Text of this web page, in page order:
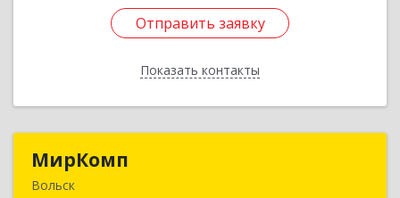
Отправить заявку
Показать контакты
Отправить заявку
Назад
МирКомп
Вольск